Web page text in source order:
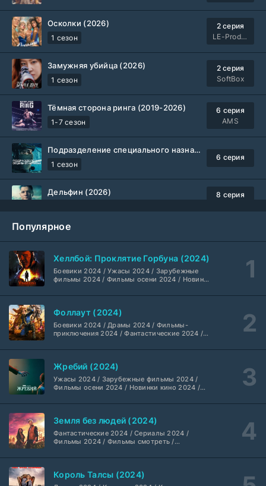
Осколки (2026)
1 сезон
2 серия
LE-Production
Замужняя убийца (2026)
1 сезон
2 серия
SoftBox
Тёмная сторона ринга (2019-2026)
1-7 сезон
6 серия
AMS
Подразделение специального назначения (2026)
1 сезон
6 серия
Дельфин (2026)
8 серия
Шугар (2026)
Укрытие (2026)
1-3 сезон
5 серия
HDrezka Studio
Мыс страха (2026)
1 сезон
Dragon Money Studio
Библиотекари: Следующая глава (2026)
1-2 сезон
2 серия
1 сезон
Дубляж HDrezka St.
Популярное
Хеллбой: Проклятие Горбуна (2024)
Боевики 2024 / Ужасы 2024 / Зарубежные
фильмы 2024 / Фильмы осени 2024 / Новинки
2024 / Американские фильмы / Фильмы
высоким рейтингом / Интересные фильмы /
Крутые фильмы / Популярные фильмы
Фоллаут (2024)
Боевики 2024 / Драмы 2024 / Фильмы-
приключения 2024 / Фантастические 2024 /
смотреть / Сериалы в 4K UHD / Американские
Жребий (2024)
Ужасы 2024 / Зарубежные фильмы 2024 /
Фильмы осени 2024 / Новинки кино 2024 /
Американские фильмы / Фильмы смотреть /
фильмы / Крутые фильмы / Популярные
фильмы
Земля без людей (2024)
Фантастические 2024 / Сериалы 2024 /
Фильмы 2024 / Фильмы смотреть /
Король Талсы (2024)